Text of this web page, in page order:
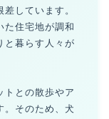
しています。
た住宅地が調和
と暮らす人々が
トとの散歩やア
。そのため、犬